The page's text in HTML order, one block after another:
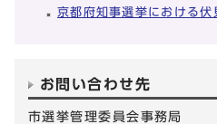
京都府知事選挙における
お問い合わせ先
市選挙管理委員会事務局